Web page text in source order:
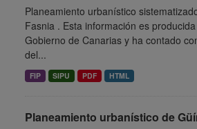
Planeamiento urbanístico
Fasnia . Esta información es
Gobierno de Canarias y ha contado
del...
FIP SIPU PDF HTML
Planeamiento urbanístico de